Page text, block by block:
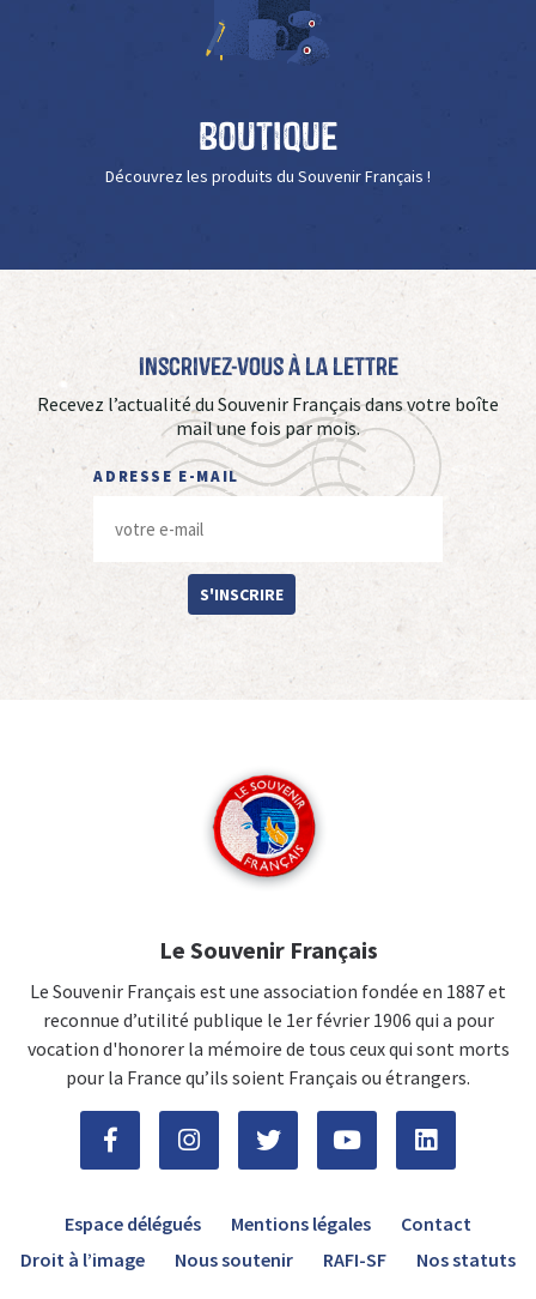
Boutique
Découvrez les produits du Souvenir Français !
Inscrivez-vous à La Lettre
Recevez l’actualité du Souvenir Français dans votre boîte
mail une fois par mois.
ADRESSE E-MAIL
S'INSCRIRE
Le Souvenir Français
Le Souvenir Français est une association fondée en 1887 et
reconnue d’utilité publique le 1er février 1906 qui a pour
vocation d'honorer la mémoire de tous ceux qui sont morts
pour la France qu’ils soient Français ou étrangers.
Espace délégués Mentions légales
Contact
Droit à l’image
Nous soutenir RAFI-SF Nos statuts